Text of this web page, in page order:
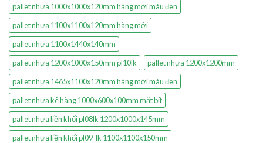
pallet nhựa 1000x1000x120mm hàng mới màu đen
pallet nhựa 1100x1100x120mm hàng mới
pallet nhựa 1100x1440x140mm
pallet nhựa 1200x1000x150mm pl10lk
pallet nhựa 1200x1200mm
pallet nhựa 1465x1100x120mm hàng mới màu đen
pallet nhựa kê hàng 1000x600x100mm mặt bít
pallet nhựa liền khối pl08lk 1200x1000x145mm
pallet nhựa liền khối pl09-lk 1100x1100x150mm